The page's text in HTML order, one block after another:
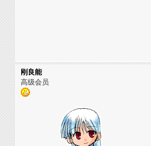
刚良能
高级会员